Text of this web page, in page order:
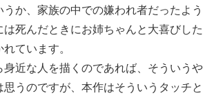
か、家族の中での嫌われ者だったよう
は死んだときにお姉ちゃんと大喜びした
ています。
身近な人を描くのであれば、そういうや
思うのですが、本作はそういうタッチと